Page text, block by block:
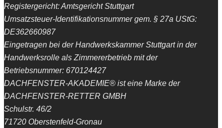
Registergericht: Amtsgericht Stuttgart
Umsatzsteuer-Identifikationsnummer gem. § 27a UStG:
DE362660987
Eingetragen bei der Handwerkskammer Stuttgart in der
Handwerksrolle als Zimmererbetrieb mit der
Betriebsnummer: 670124427
DACHFENSTER-AKADEMIE® ist eine Marke der
DACHFENSTER-RETTER GMBH
Schulstr. 46/2
71720 Oberstenfeld-Gronau